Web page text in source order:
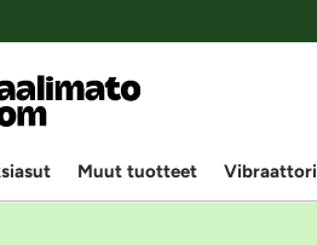
Muut tuotteet